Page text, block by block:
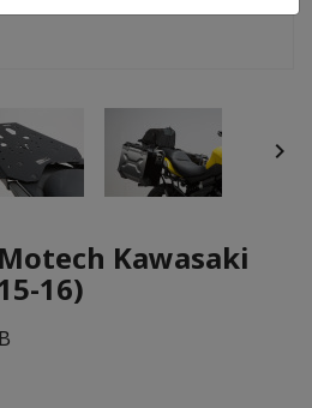

Kawasaki
16)